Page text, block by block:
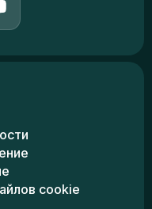
cookie